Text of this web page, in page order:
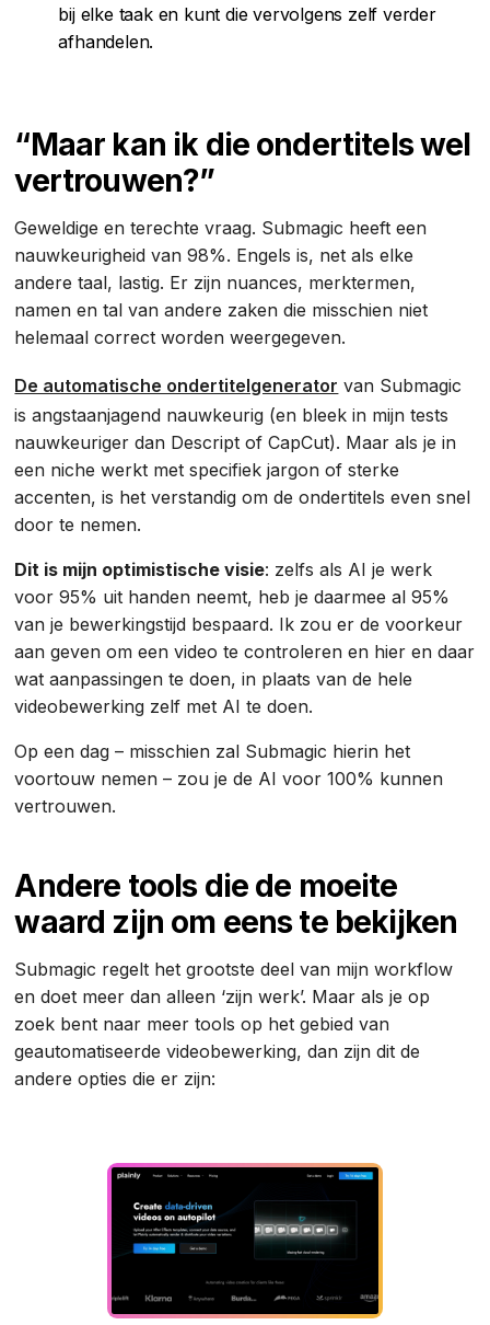
bij elke taak en kunt die vervolgens zelf verder
afhandelen.
“Maar kan ik die ondertitels wel
vertrouwen?”
Geweldige en terechte vraag. Submagic heeft een
nauwkeurigheid van 98%. Engels is, net als elke
andere taal, lastig. Er zijn nuances, merktermen,
namen en tal van andere zaken die misschien niet
helemaal correct worden weergegeven.
De automatische ondertitelgenerator van Submagic
is angstaanjagend nauwkeurig (en bleek in mijn tests
nauwkeuriger dan Descript of CapCut). Maar als je in
een niche werkt met specifiek jargon of sterke
accenten, is het verstandig om de ondertitels even snel
door te nemen.
Dit is mijn optimistische visie: zelfs als AI je werk
voor 95% uit handen neemt, heb je daarmee al 95%
van je bewerkingstijd bespaard. Ik zou er de voorkeur
aan geven om een video te controleren en hier en daar
wat aanpassingen te doen, in plaats van de hele
videobewerking zelf met AI te doen.
Op een dag – misschien zal Submagic hierin het
voortouw nemen – zou je de AI voor 100% kunnen
vertrouwen.
Andere tools die de moeite
waard zijn om eens te bekijken
Submagic regelt het grootste deel van mijn workflow
en doet meer dan alleen ‘zijn werk’. Maar als je op
zoek bent naar meer tools op het gebied van
geautomatiseerde videobewerking, dan zijn dit de
andere opties die er zijn: